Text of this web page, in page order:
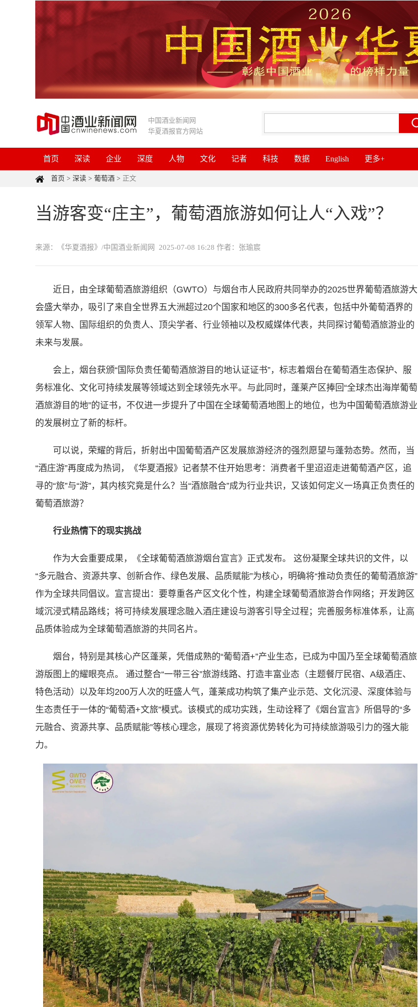
中国酒业新闻网
华夏酒报官方网站
首页 深读 企业 深度 人物 文化 记者 科技 数据 English 更多+
首页 > 深读 > 葡萄酒 > 正文
当游客变“庄主”，葡萄酒旅游如何让人“入戏”？
来源：《华夏酒报》/中国酒业新闻网 2025-07-08 16:28 作者：张瑜宸
近日，由全球葡萄酒旅游组织（GWTO）与烟台市人民政府共同举办的2025世界葡萄酒旅游大
会盛大举办，吸引了来自全世界五大洲超过20个国家和地区的300多名代表，包括中外葡萄酒界的
领军人物、国际组织的负责人、顶尖学者、行业领袖以及权威媒体代表，共同探讨葡萄酒旅游业的
未来与发展。
会上，烟台获颁“国际负责任葡萄酒旅游目的地认证证书”，标志着烟台在葡萄酒生态保护、服
务标准化、文化可持续发展等领域达到全球领先水平。与此同时，蓬莱产区捧回“全球杰出海岸葡萄
酒旅游目的地”的证书，不仅进一步提升了中国在全球葡萄酒地图上的地位，也为中国葡萄酒旅游业
的发展树立了新的标杆。
可以说，荣耀的背后，折射出中国葡萄酒产区发展旅游经济的强烈愿望与蓬勃态势。然而，当
“酒庄游”再度成为热词，《华夏酒报》记者禁不住开始思考：消费者千里迢迢走进葡萄酒产区，追
寻的“旅”与“游”，其内核究竟是什么？当“酒旅融合”成为行业共识，又该如何定义一场真正负责任的
葡萄酒旅游？
行业热情下的现实挑战
作为大会重要成果，《全球葡萄酒旅游烟台宣言》正式发布。 这份凝聚全球共识的文件，以
“多元融合、资源共享、创新合作、绿色发展、品质赋能”为核心，明确将“推动负责任的葡萄酒旅游”
作为全球共同倡议。宣言提出：要尊重各产区文化个性，构建全球葡萄酒旅游合作网络；开发跨区
域沉浸式精品路线；将可持续发展理念融入酒庄建设与游客引导全过程；完善服务标准体系，让高
品质体验成为全球葡萄酒旅游的共同名片。
烟台，特别是其核心产区蓬莱，凭借成熟的“葡萄酒+”产业生态，已成为中国乃至全球葡萄酒旅
游版图上的耀眼亮点。 通过整合“一带三谷”旅游线路、打造丰富业态（主题餐厅民宿、A级酒庄、
特色活动）以及年均200万人次的旺盛人气，蓬莱成功构筑了集产业示范、文化沉浸、深度体验与
生态责任于一体的“葡萄酒+文旅”模式。该模式的成功实践，生动诠释了《烟台宣言》所倡导的“多
元融合、资源共享、品质赋能”等核心理念，展现了将资源优势转化为可持续旅游吸引力的强大能
力。